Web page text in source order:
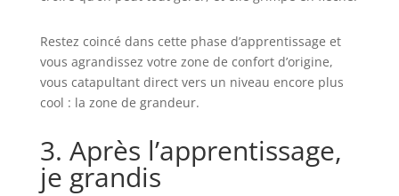
Restez coincé dans cette phase d’apprentissage et
vous agrandissez votre zone de confort d’origine,
vous catapultant direct vers un niveau encore plus
cool : la zone de grandeur.
3. Après l’apprentissage,
je grandis